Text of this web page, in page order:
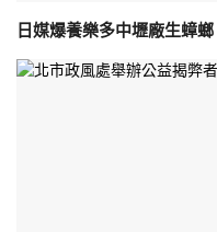
日媒爆養樂多中壢廠生蟑